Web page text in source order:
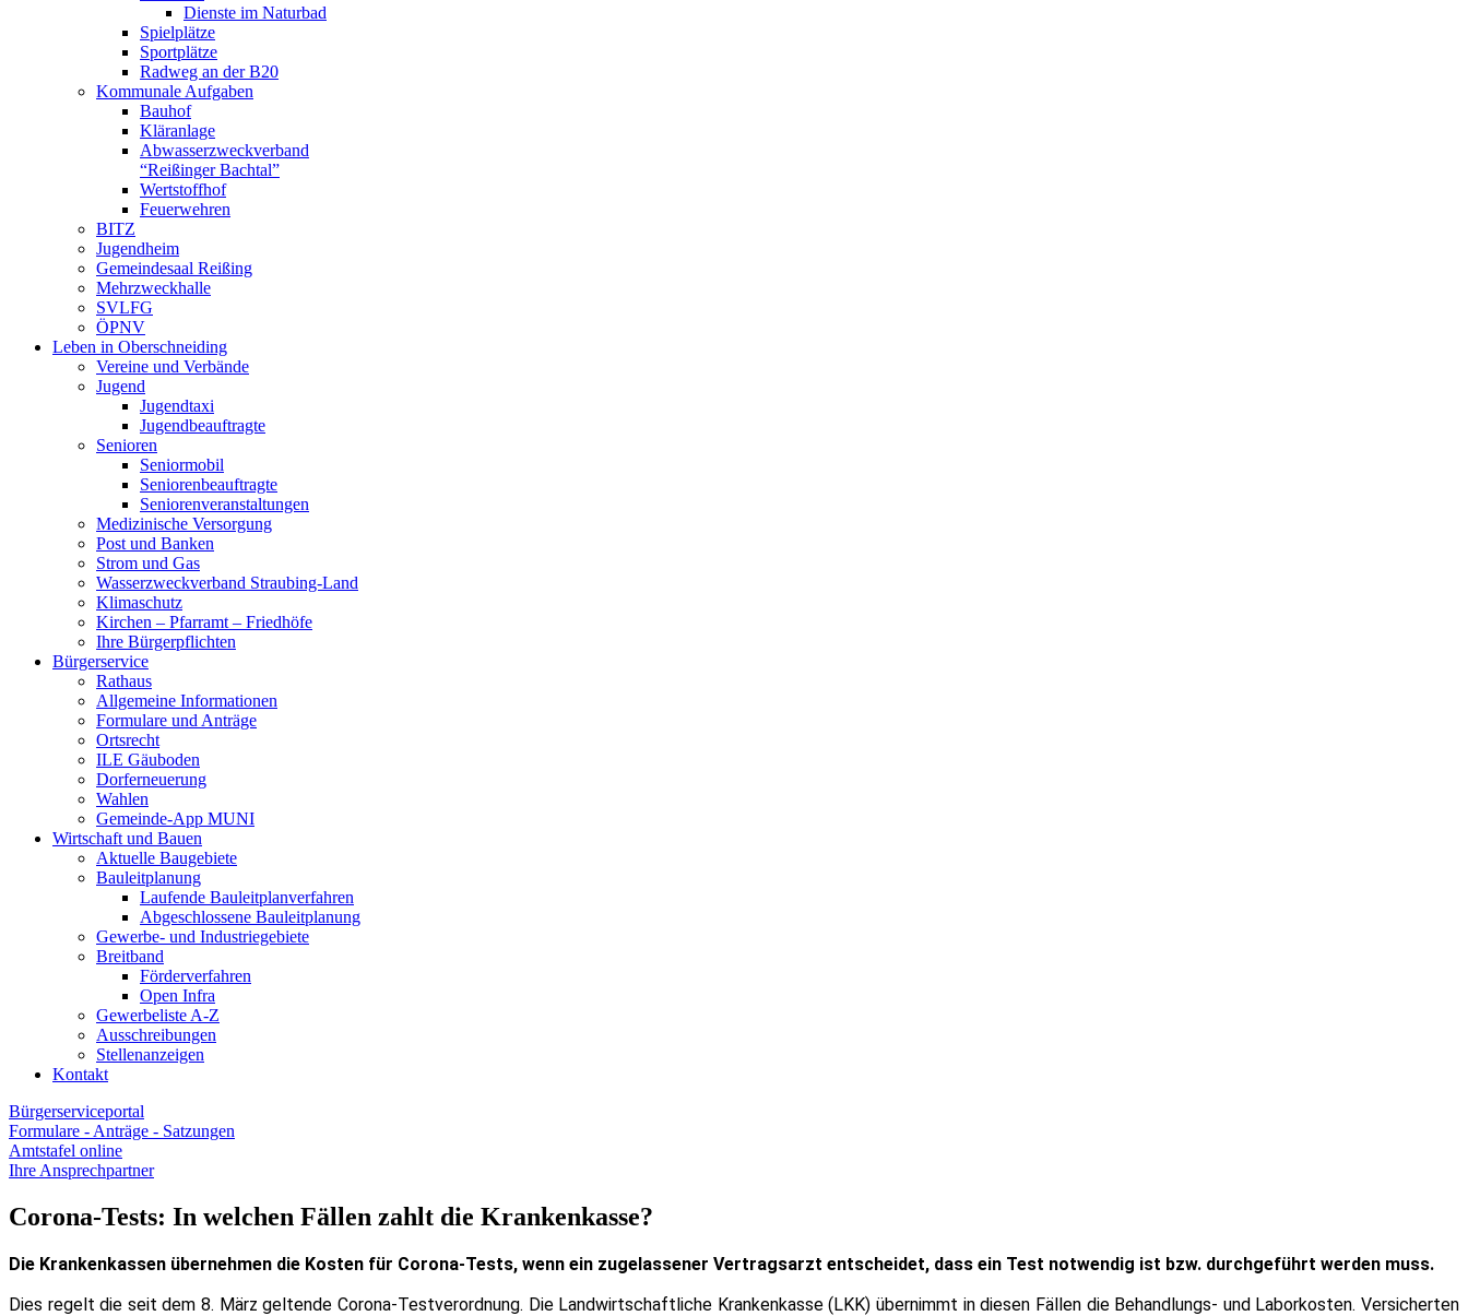
Dienste im Naturbad
Spielplätze
Sportplätze
Radweg an der B20
Kommunale Aufgaben
Bauhof
Kläranlage
Abwasserzweckverband
“Reißinger Bachtal”
Wertstoffhof
Feuerwehren
BITZ
Jugendheim
Gemeindesaal Reißing
Mehrzweckhalle
SVLFG
ÖPNV
Leben in Oberschneiding
Vereine und Verbände
Jugend
Jugendtaxi
Jugendbeauftragte
Senioren
Seniormobil
Seniorenbeauftragte
Seniorenveranstaltungen
Medizinische Versorgung
Post und Banken
Strom und Gas
Wasserzweckverband Straubing-Land
Klimaschutz
Kirchen – Pfarramt – Friedhöfe
Ihre Bürgerpflichten
Bürgerservice
Rathaus
Allgemeine Informationen
Formulare und Anträge
Ortsrecht
ILE Gäuboden
Dorferneuerung
Wahlen
Gemeinde-App MUNI
Wirtschaft und Bauen
Aktuelle Baugebiete
Bauleitplanung
Laufende Bauleitplanverfahren
Abgeschlossene Bauleitplanung
Gewerbe- und Industriegebiete
Breitband
Förderverfahren
Open Infra
Gewerbeliste A-Z
Ausschreibungen
Stellenanzeigen
Kontakt
Bürgerserviceportal
Formulare - Anträge - Satzungen
Amtstafel online
Ihre Ansprechpartner
Corona-Tests: In welchen Fällen zahlt die Krankenkasse?
Die Krankenkassen übernehmen die Kosten für Corona-Tests, wenn ein zugelassener Vertragsarzt entscheidet, dass ein Test notwendig ist bzw. durchgeführt werden muss.
Dies regelt die seit dem 8. März geltende Corona-Testverordnung. Die Landwirtschaftliche Krankenkasse (LKK) übernimmt in diesen Fällen die Behandlungs- und Laborkosten. Versicherten